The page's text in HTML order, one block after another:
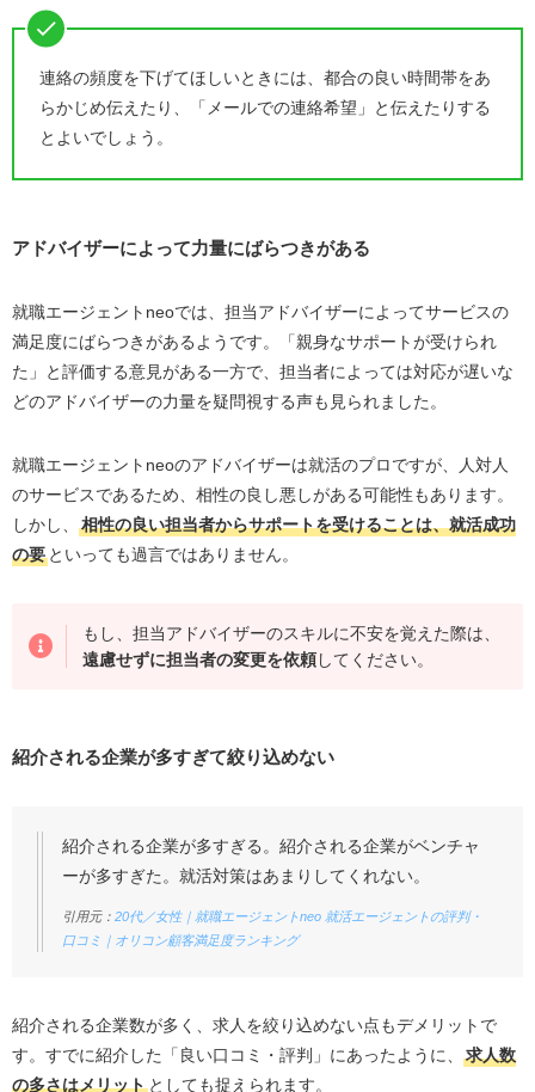
連絡の頻度を下げてほしいときには、都合の良い時間帯をあ
らかじめ伝えたり、「メールでの連絡希望」と伝えたりする
とよいでしょう。
アドバイザーによって力量にばらつきがある
就職エージェントneoでは、担当アドバイザーによってサービスの
満足度にばらつきがあるようです。「親身なサポートが受けられ
た」と評価する意見がある一方で、担当者によっては対応が遅いな
どのアドバイザーの力量を疑問視する声も見られました。
就職エージェントneoのアドバイザーは就活のプロですが、人対人
のサービスであるため、相性の良し悪しがある可能性もあります。
しかし、
相性の良い担当者からサポートを受けることは、就活成功
の要といっても過言ではありません。
もし、担当アドバイザーのスキルに不安を覚えた際は、
遠慮せずに担当者の変更を依頼してください。
紹介される企業が多すぎて絞り込めない
紹介される企業が多すぎる。紹介される企業がベンチャ
ーが多すぎた。就活対策はあまりしてくれない。
引用元： 20代／女性｜就職エージェントneo 就活エージェントの評判・
口コミ｜オリコン顧客満足度ランキング
紹介される企業数が多く、求人を絞り込めない点もデメリットで
す。すでに紹介した「良い口コミ・評判」にあったように、
求人数
の多さはメリットとしても捉えられます。